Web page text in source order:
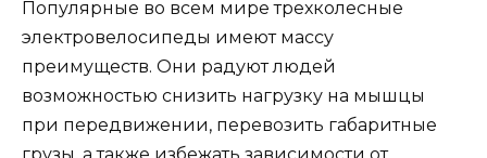
Популярные во всем мире трехколесные
электровелосипеды имеют массу
преимуществ. Они радуют людей
возможностью снизить нагрузку на мышцы
при передвижении, перевозить габаритные